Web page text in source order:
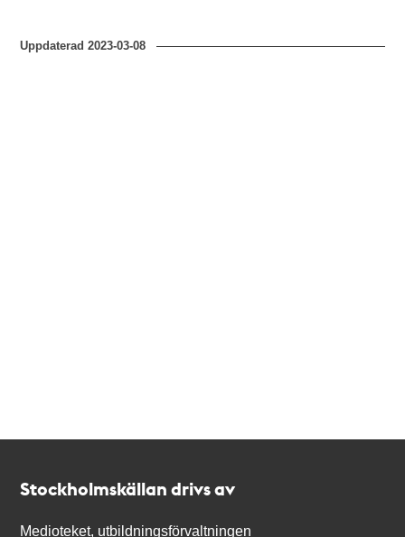
Uppdaterad2023-03-08
Stockholmskällan drivs av
Medioteket, utbildningsförvaltningen